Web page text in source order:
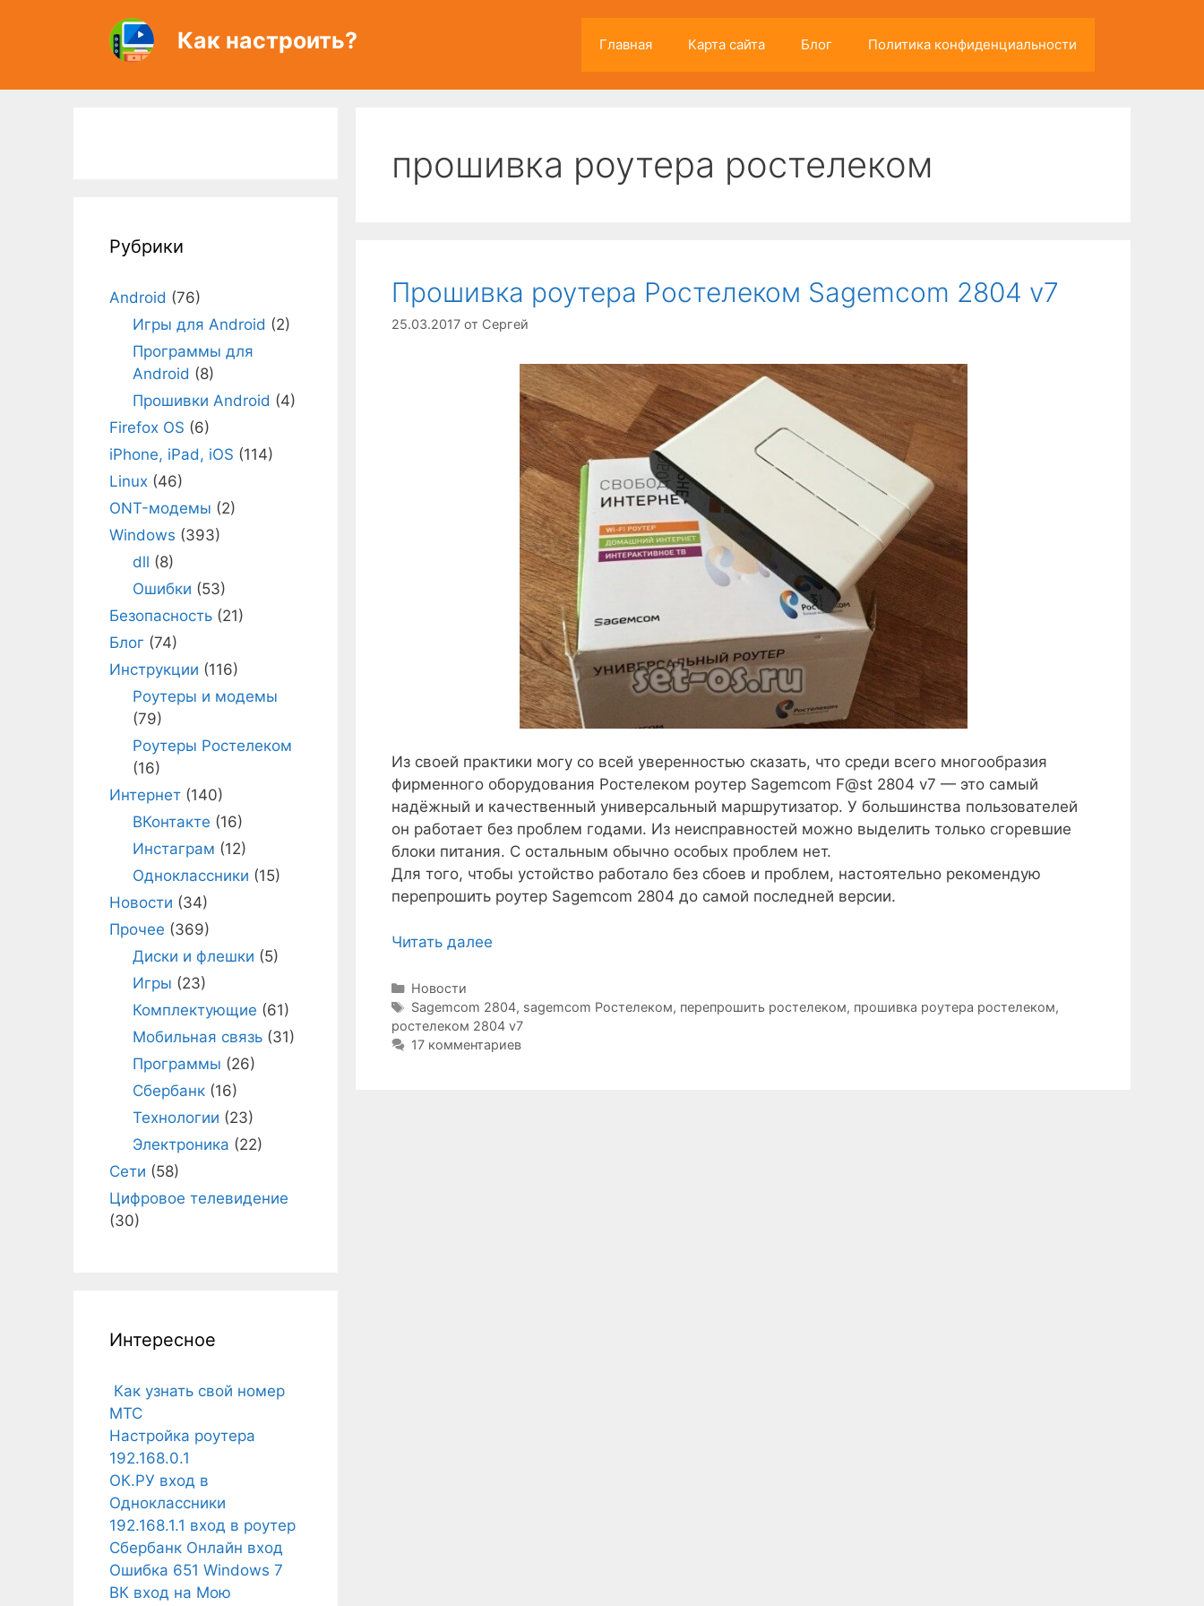
Как настроить? Главная Карта сайта Блог Политика конфиденциальности
прошивка роутера ростелеком
Прошивка роутера Ростелеком Sagemcom 2804 v7
25.03.2017 от Сергей
Из своей практики могу со всей уверенностью сказать, что среди всего многообразия
фирменного оборудования Ростелеком роутер Sagemcom F@st 2804 v7 — это самый
надёжный и качественный универсальный маршрутизатор. У большинства пользователей
он работает без проблем годами. Из неисправностей можно выделить только сгоревшие
блоки питания. С остальным обычно особых проблем нет.
Для того, чтобы устойство работало без сбоев и проблем, настоятельно рекомендую
перепрошить роутер Sagemcom 2804 до самой последней версии.
Читать далее
Рубрики
Новости
Метки
Sagemcom 2804, sagemcom Ростелеком, перепрошить ростелеком, прошивка роутера ростелеком,
ростелеком 2804 v7
17 комментариев
Рубрики
Android (76)
Игры для Android (2)
Программы для
Android (8)
Прошивки Android (4)
Firefox OS (6)
iPhone, iPad, iOS (114)
Linux (46)
ONT-модемы (2)
Windows (393)
dll (8)
Ошибки (53)
Безопасность (21)
Блог (74)
Инструкции (116)
Роутеры и модемы
(79)
Роутеры Ростелеком
(16)
Интернет (140)
ВКонтакте (16)
Инстаграм (12)
Одноклассники (15)
Новости (34)
Прочее (369)
Диски и флешки (5)
Игры (23)
Комплектующие (61)
Мобильная связь(31)
Программы (26)
Сбербанк(16)
Технологии (23)
Электроника (22)
Сети (58)
Цифровое телевидение
(30)
Интересное
Как узнать свой номер
МТС
Настройка роутера
192.168.0.1
ОК.РУ вход в
Одноклассники
192.168.1.1 вход в роутер
Сбербанк Онлайн вход
Ошибка 651 Windows 7
ВК вход на Мою